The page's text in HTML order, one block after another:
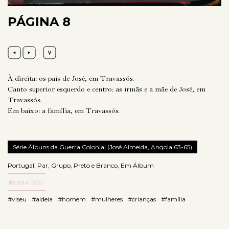
PÁGINA 8
À direita: os pais de José, em Travassós.
Canto superior esquerdo e centro: as irmãs e a mãe de José, em
Travassós.
Em baixo: a família, em Travassós.
Série Álbuns da Guerra Colonial (José Almeida, Angola 63-65)
Portugal, Par, Grupo, Preto e Branco, Em Álbum
década 1950
#viseu #aldeia #homem #mulheres #crianças #família